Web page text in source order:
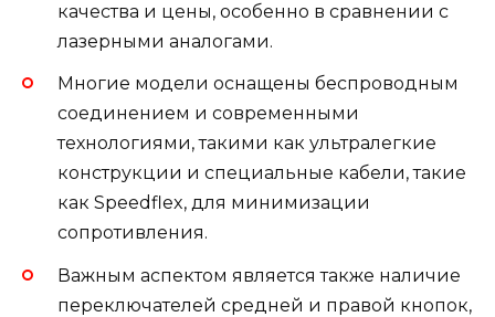
качества и цены, особенно в сравнении с
лазерными аналогами.
Многие модели оснащены беспроводным
соединением и современными
технологиями, такими как ультралегкие
конструкции и специальные кабели, такие
как Speedflex, для минимизации
сопротивления.
Важным аспектом является также наличие
переключателей средней и правой кнопок,